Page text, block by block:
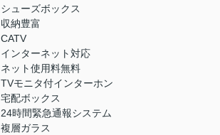
シューズボックス
収納豊富
CATV
インターネット対応
ネット使用料無料
TVモニタ付インターホン
宅配ボックス
24時間緊急通報システム
複層ガラス